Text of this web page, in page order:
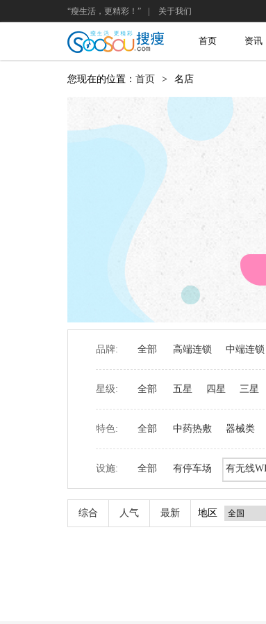
“瘦生活，更精彩！” 关于我们
首页 资讯
您现在的位置： 首页 > 名店
品牌: 全部 高端连锁 中端连锁
星级: 全部 五星 四星 三星
特色: 全部 中药热敷 器械类
设施: 全部 有停车场 有无线
综合 人气 最新 地区